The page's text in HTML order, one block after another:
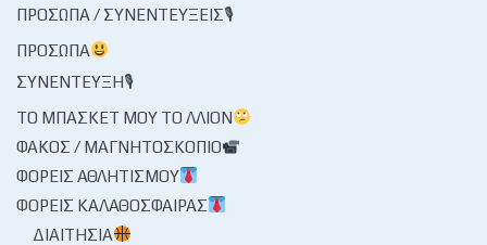
ΠΡΌΣΩΠΑ / ΣΥΝΕΝΤΕΎΞΕΙΣ🎙
ΠΡΌΣΩΠΑ
ΣΥΝΈΝΤΕΥΞΗ🎙
ΤΟ ΜΠΆΣΚΕΤ ΜΟΥ ΤΟ ΛΛΊΟΝ
ΦΑΚΌΣ / ΜΑΓΝΗΤΟΣΚΌΠΙΟ
ΦΟΡΕΊΣ ΑΘΛΗΤΙΣΜΟΎ
ΦΟΡΕΊΣ ΚΑΛΑΘΌΣΦΑΙΡΑΣ
ΔΙΑΙΤΗΣΊΑ